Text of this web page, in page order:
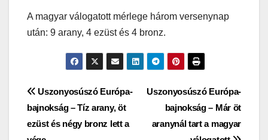
A magyar válogatott mérlege három versenynap
után: 9 arany, 4 ezüst és 4 bronz.
Bejegyzés
navigáció
Uszonyosúszó Európa-
bajnokság – Már öt
aranynál tart a magyar
Uszonyosúszó Európa-
bajnokság – Tíz arany, öt
ezüst és négy bronz lett a